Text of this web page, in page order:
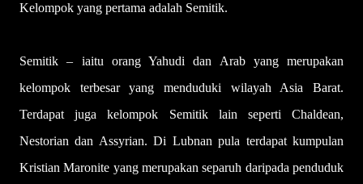
Kelompok yang pertama adalah Semitik.
Semitik – iaitu orang Yahudi dan Arab yang merupakan
kelompok terbesar yang menduduki wilayah Asia Barat.
Terdapat juga kelompok Semitik lain seperti Chaldean,
Nestorian dan Assyrian. Di Lubnan pula terdapat kumpulan
Kristian Maronite yang merupakan separuh daripada penduduk